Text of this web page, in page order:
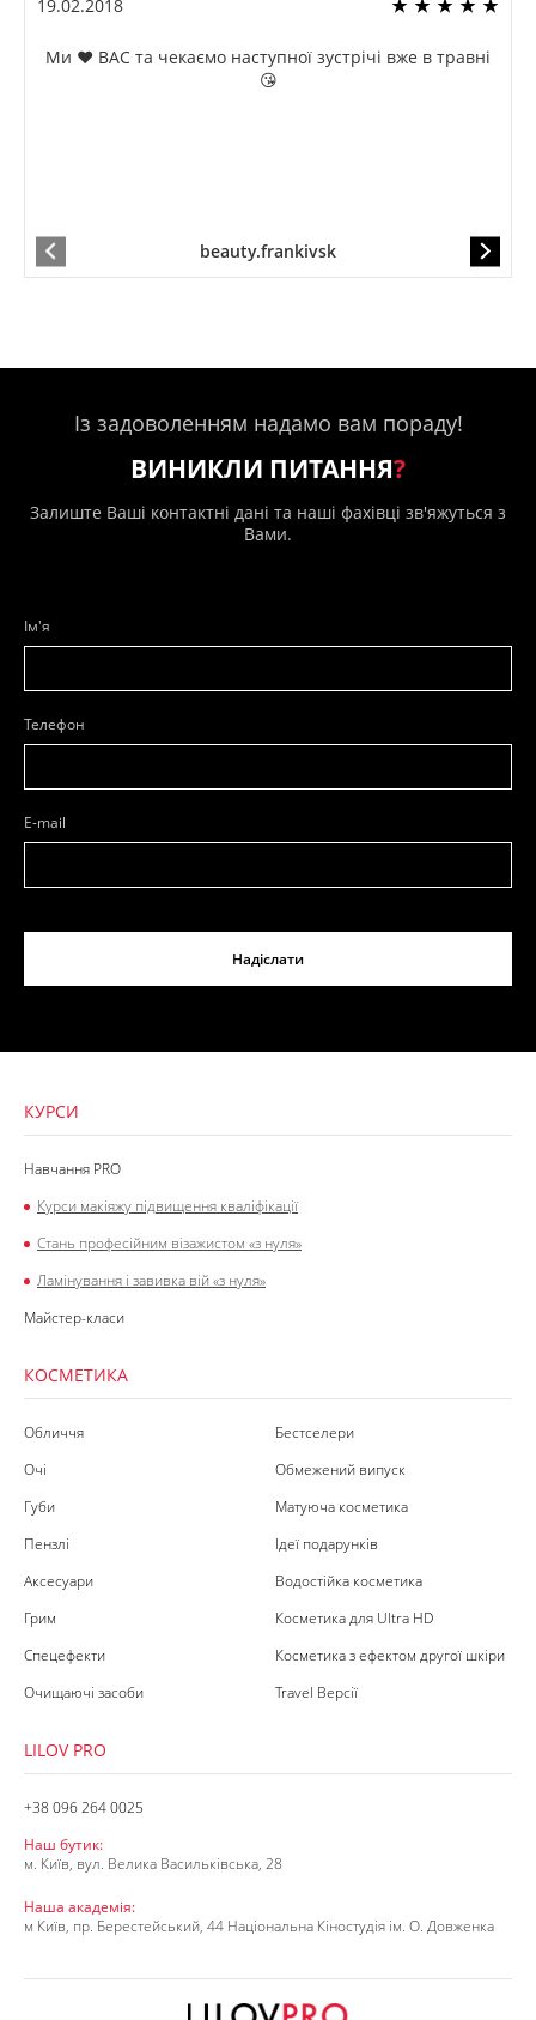
19.02.2018
Ми ❤️ ВАС та чекаємо наступної зустрічі вже в травні
😘
beauty.frankivsk
Із задоволенням надамо вам пораду!
ВИНИКЛИ ПИТАННЯ?
Залиште Ваші контактні дані та наші фахівці зв'яжуться з
Вами.
Ім'я
Телефон
E-mail
Надіслати
КУРСИ
Навчання PRO
Курси макіяжу підвищення кваліфікації
Стань професійним візажистом «з нуля»
Ламінування і завивка вій «з нуля»
Майстер-класи
КОСМЕТИКА
Обличчя
Очі
Губи
Пензлі
Аксесуари
Грим
Спецефекти
Очищаючі засоби
Бестселери
Обмежений випуск
Матуюча косметика
Ідеї подарунків
Водостійка косметика
Косметика для Ultra HD
Косметика з ефектом другої шкіри
Travel Версії
LILOV PRO
+38 096 264 0025
Наш бутик:
м. Київ, вул. Велика Васильківська, 28
Наша академія:
м Київ, пр. Берестейський, 44 Національна Кіностудія ім. О. Довженка